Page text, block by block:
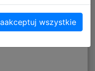
wszystkie